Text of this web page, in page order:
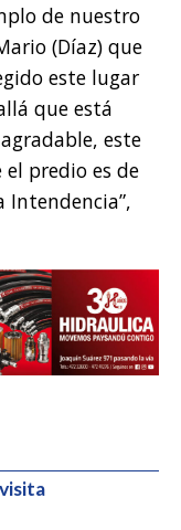
de nuestro
(Díaz) que
este lugar
que está
este
predio es de
Intendencia”,